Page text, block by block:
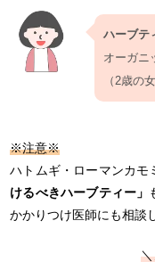
ハーブテ
オーガニ
（2歳の
※注意※
ハトムギ・ローマンカモ
けるべきハーブティー」
かかりつけ医師にも相談